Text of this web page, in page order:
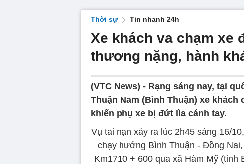
Thời sự Tin nhanh 24h
Xe khách va chạm xe
thương nặng, hành
(VTC News) - Rạng sáng nay, tại
Thuận Nam (Bình Thuận) xe
khiến phụ xe bị đứt lìa cánh tay.
Vụ tai nạn xảy ra lúc 2h45 sáng 16/
chạy hướng Bình Thuận - Đồng
Km1710 + 600 qua xã Hàm Mỹ (tỉnh